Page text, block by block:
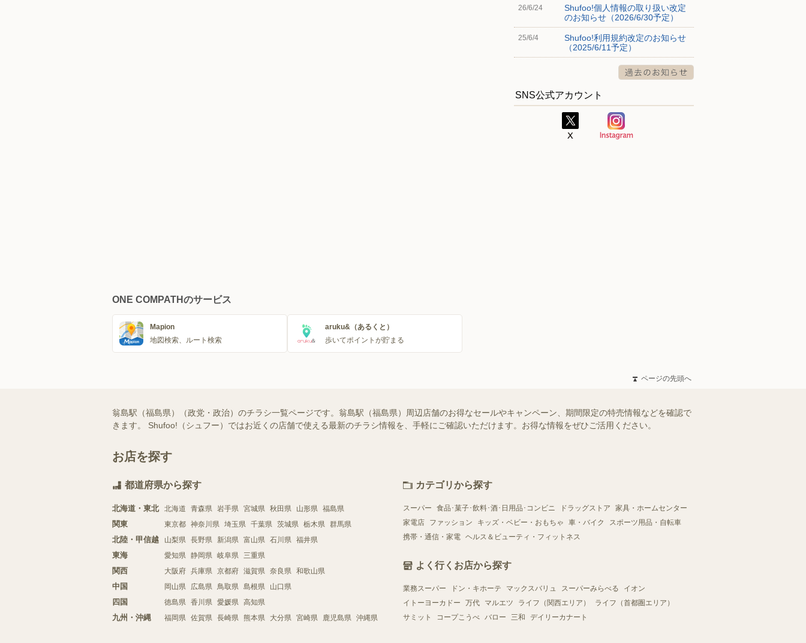
26/6/24
Shufoo!個人情報の取り扱い改定
のお知らせ（2026/6/30予定）
25/6/4
Shufoo!利用規約改定のお知らせ
（2025/6/11予定）
SNS公式アカウント
ONE COMPATHのサービス
Mapion
地図検索、ルート検索
aruku&（あるくと）
歩いてポイントが貯まる
ページの先頭へ
翁島駅（福島県）（政党・政治）のチラシ一覧ページです。翁島駅（福島県）周辺店舗のお得なセールやキャンペーン、期間限定の特売情報などを確認で
きます。 Shufoo!（シュフー）ではお近くの店舗で使える最新のチラシ情報を、手軽にご確認いただけます。お得な情報をぜひご活用ください。
お店を探す
都道府県から探す
北海道・東北 北海道 青森県 岩手県 宮城県 秋田県 山形県 福島県
関東 東京都 神奈川県 埼玉県 千葉県 茨城県 栃木県 群馬県
北陸・甲信越 山梨県 長野県 新潟県 富山県 石川県 福井県
東海 愛知県 静岡県 岐阜県 三重県
関西 大阪府 兵庫県 京都府 滋賀県 奈良県 和歌山県
中国 岡山県 広島県 鳥取県 島根県 山口県
四国 徳島県 香川県 愛媛県 高知県
九州・沖縄 福岡県 佐賀県 長崎県 熊本県 大分県 宮崎県 鹿児島県 沖縄県
カテゴリから探す
スーパー 食品･菓子･飲料･酒･日用品･コンビニ ドラッグストア
家具・ホームセンター
家電店
ファッション キッズ・ベビー・おもちゃ 車・バイク
スポーツ用品・自転車
携帯・通信・家電 ヘルス＆ビューティ・フィットネス
よく行くお店から探す
業務スーパー ドン・キホーテ マックスバリュ スーパーみらべる
イオン
イトーヨーカドー
万代 マルエツ ライフ（関西エリア）
ライフ（首都圏エリア）
サミット
コープこうべ バロー 三和 デイリーカナート